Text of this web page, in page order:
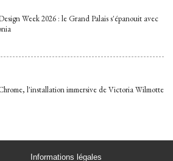
Week 2026 : le Grand Palais s'épanouit avec
l'installation immersive de Victoria Wilmotte
Informations légales